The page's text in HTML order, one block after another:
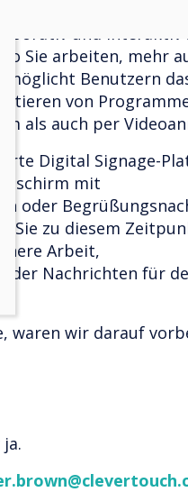
und interaktiv
Sie arbeiten, mehr
Benutzern
von
als auch per
Digital Signage-
mit
oder
Sie zu diesem
Arbeit,
Nachrichten für
waren wir darauf